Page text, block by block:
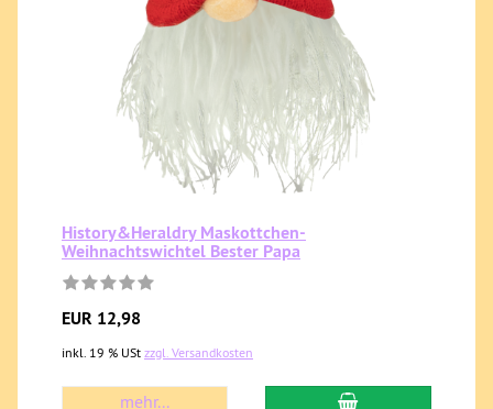
History&Heraldry Maskottchen-
Weihnachtswichtel Bester Papa
EUR 12,98
inkl. 19 % USt zzgl. Versandkosten
mehr...